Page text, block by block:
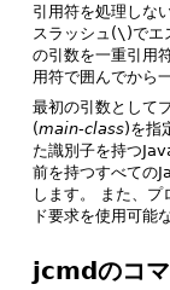
引用符を処理しな
スラッシュ(\ )でエ
の引数を一重引用
用符で囲んでから
最初の引数として
(main-class)を指
た識別子を持つ
前を持つすべての
します。
また、プ
ド要求を使用可能
jcmdのコ